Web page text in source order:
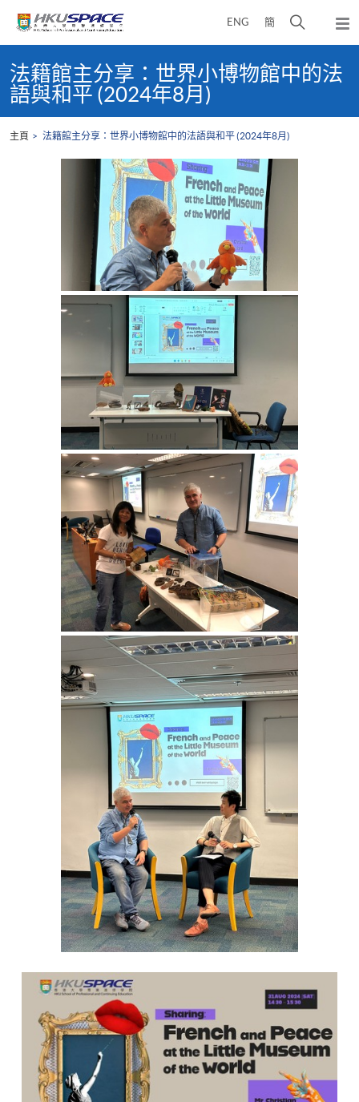
ENG 簡
開
搜
尋
面
彈
出
主
選
content
start法籍館主分享：世界小博物館中的法
語與和平 (2024年8月)
主頁 法籍館主分享：世界小博物館中的法語與和平 (2024年8月)